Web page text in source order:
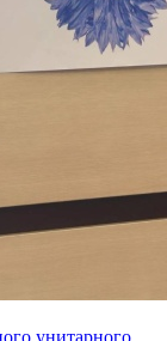
унитарного